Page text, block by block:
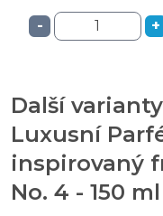
- +
Další
Luxusní
inspirovaný
No. 4 - 150 ml